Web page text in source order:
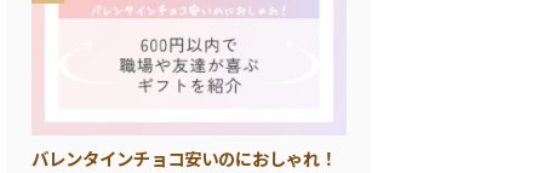
バレンタインチョコ安いのにおしゃれ！